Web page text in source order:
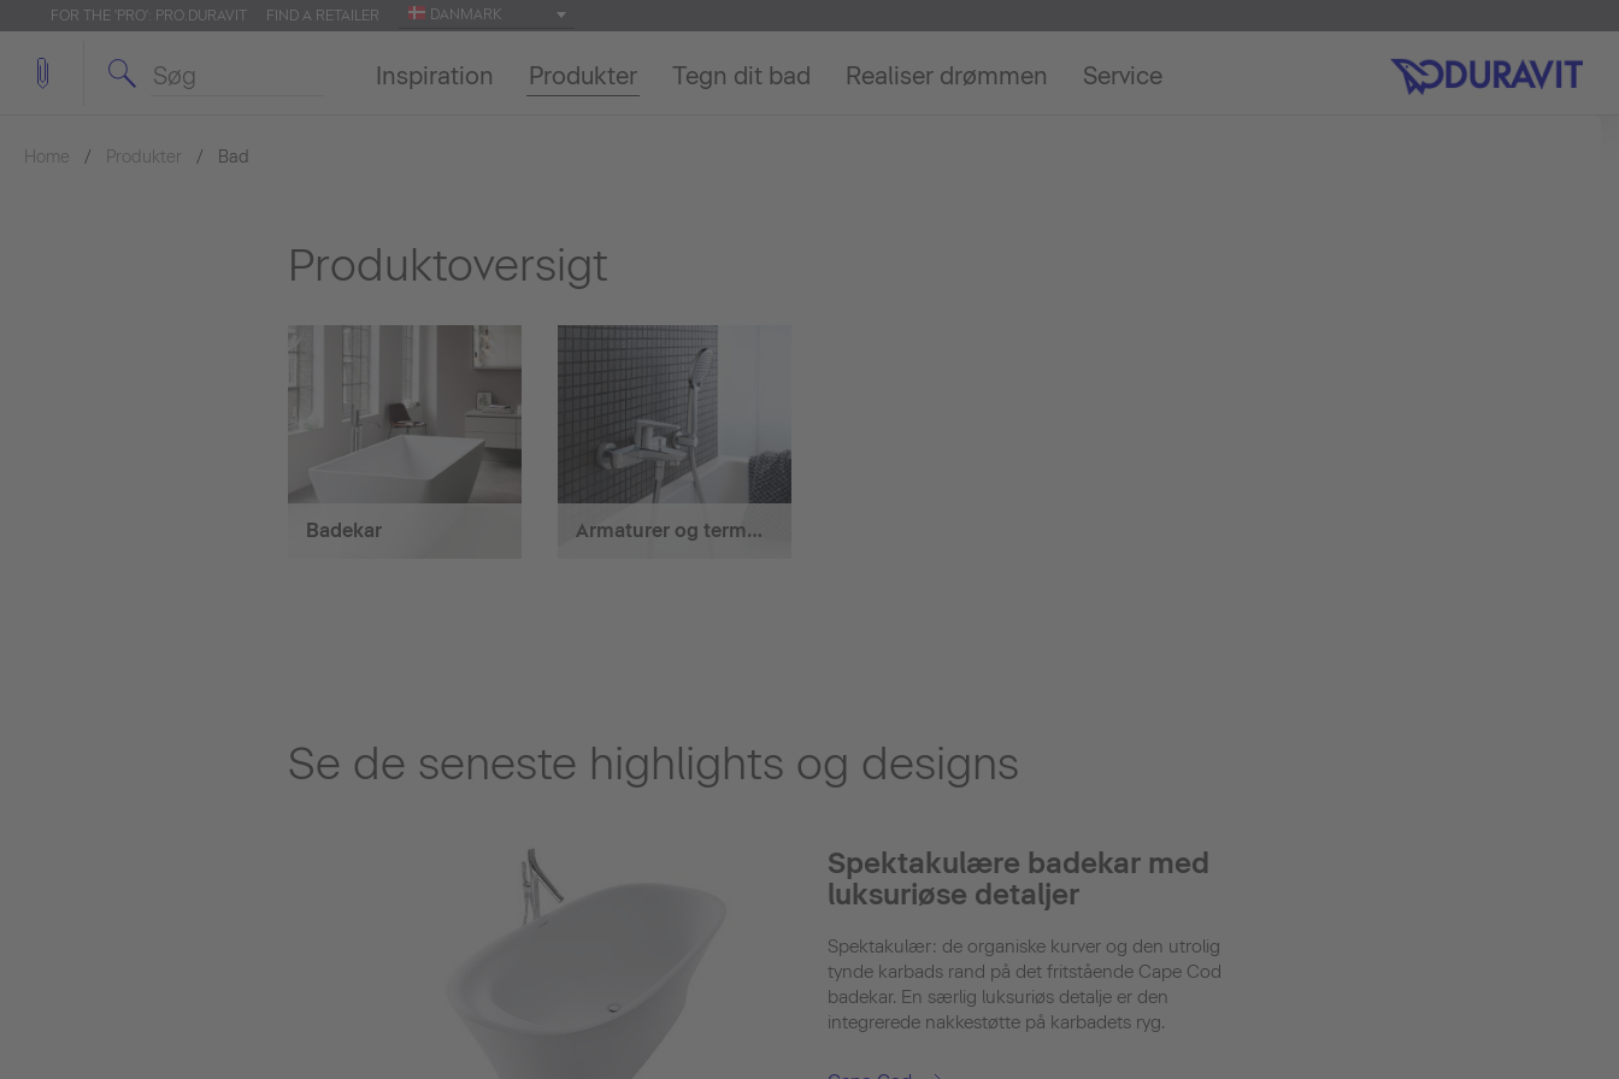
FOR THE 'PRO': PRO.DURAVIT FIND A RETAILER DANMARK
Inspiration Produkter Tegn dit bad Realiser drømmen Service
Home Produkter Bad
Produktoversigt
Badekar Armaturer og termostater
Se de seneste highlights og designs
Spektakulære badekar med
luksuriøse detaljer
Spektakulær: de organiske kurver og den utrolig
tynde karbads rand på det fritstående Cape Cod
badekar. En særlig luksuriøs detalje er den
integrerede nakkestøtte på karbadets ryg.